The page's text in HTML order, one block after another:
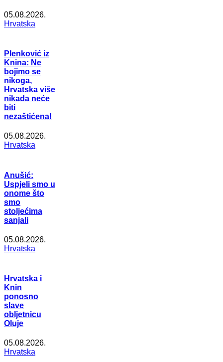
05.08.2026.
Hrvatska
Plenković iz
Knina: Ne
bojimo se
nikoga,
Hrvatska više
nikada neće
biti
nezaštićena!
05.08.2026.
Hrvatska
Anušić:
Uspjeli smo u
onome što
smo
stoljećima
sanjali
05.08.2026.
Hrvatska
Hrvatska i
Knin
ponosno
slave
obljetnicu
Oluje
05.08.2026.
Hrvatska